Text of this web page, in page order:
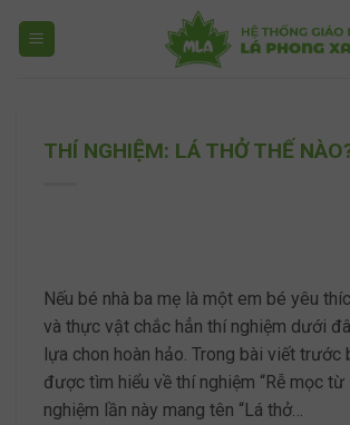
THÍ NGHIỆM: LÁ THỞ THẾ
Nếu bé nhà ba mẹ là một em bé yêu
và thực vật chắc hẳn thí nghiệm dưới
lựa chon hoàn hảo. Trong bài viết trước
được tìm hiểu về thí nghiệm “Rễ mọc từ
nghiệm lần này mang tên “Lá thở…